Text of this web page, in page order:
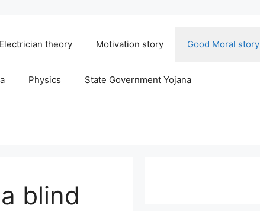
Electrician theory Motivation story Good Moral story
Physics State Government Yojana
blind